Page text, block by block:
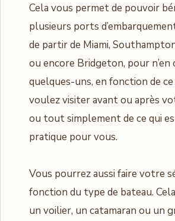
Cela vous permet de pouvoir
plusieurs ports
de partir de Miami,
ou encore Bridgeton, pour n’en
quelques-uns, en fonction de
voulez visiter avant ou après
ou tout simplement de ce qui
pratique pour vous.
Vous pourrez aussi faire votre
fonction du type de bateau.
un voilier, un catamaran ou un